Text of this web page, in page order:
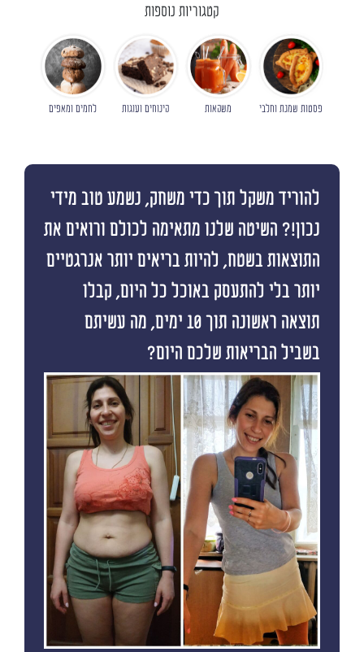
קטגוריות נוספות
פסטות שמנת וחלבי משקאות קינוחים ועוגות לחמים ומאפים
להוריד משקל תוך כדי משחק, נשמע טוב מידי
נכון!? השיטה שלנו מתאימה לכולם ורואים את
התוצאות בשטח, להיות בריאים יותר אנרגטיים
יותר בלי להתעסק באוכל כל היום, קבלו
תוצאה ראשונה תוך 10 ימים, מה עשיתם
בשביל הבריאות שלכם היום?